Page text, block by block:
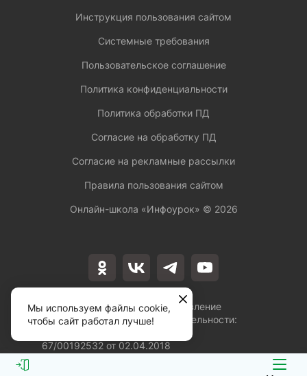
Лицензия на осуществление
образовательной деятельности:
67/00192532 от 02.04.2018
Инструкция пользования сайтом
Системные требования
Пользовательское соглашение
Политика конфиденциальности
Политика обработки ПД
Согласие на обработку ПД
Согласие на рекламные рассылки
Правила пользования сайтом
Онлайн-школа «Инфоурок» © 2026
Мы используем файлы cookie,
чтобы сайт работал лучше!